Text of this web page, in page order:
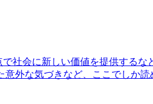
社会に新しい価値を提供するな
外な気づきなど、ここでしか